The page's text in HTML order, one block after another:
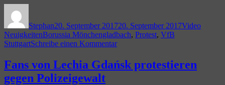
Mönchengladbach
vs.
VfB
Stephan20. September 201720. September 2017Video
NeuigkeitenSchlagwörter
Borussia Mönchengladbach, Protest, VfB
StuttgartSchreibe einen Kommentarzu
bei
Bundesligaspiel
Fans von Lechia Gdańsk protestieren
gegen Polizeigewalt